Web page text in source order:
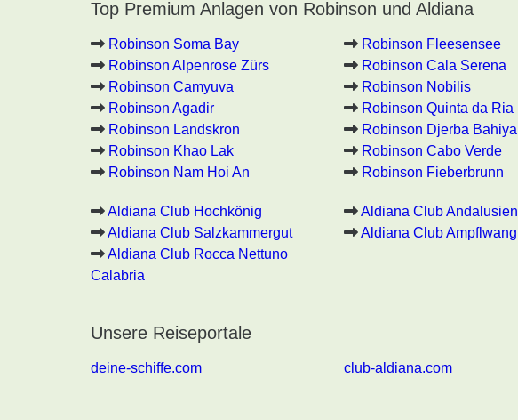
Top Premium Anlagen von Robinson und Aldiana
Robinson Soma Bay Robinson Fleesensee
Robinson Alpenrose Zürs
Robinson Cala Serena
Robinson Camyuva
Robinson Nobilis
Robinson Agadir
Robinson Quinta da Ria
Robinson Landskron
Robinson Djerba Bahiya
Robinson Khao Lak
Robinson Cabo Verde
Robinson Nam Hoi An
Robinson Fieberbrunn
Aldiana Club Hochkönig Aldiana Club Andalusien
Aldiana Club Salzkammergut
Aldiana Club Ampflwang
Aldiana Club Rocca Nettuno
Calabria
Unsere Reiseportale
deine-schiffe.com club-aldiana.com